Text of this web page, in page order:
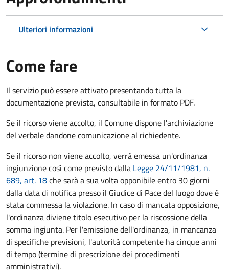
Ulteriori informazioni
Come fare
Il servizio può essere attivato presentando tutta la
documentazione prevista, consultabile in formato PDF.
Se il ricorso viene accolto, il Comune dispone l'archiviazione
del verbale dandone comunicazione al richiedente.
Se il ricorso non viene accolto, verrà emessa un'ordinanza
ingiunzione così come previsto dalla Legge 24/11/1981, n.
689, art. 18che sarà a sua volta opponibile entro 30 giorni
dalla data di notifica presso il Giudice di Pace del luogo dove è
stata commessa la violazione. In caso di mancata opposizione,
l'ordinanza diviene titolo esecutivo per la riscossione della
somma ingiunta. Per l'emissione dell'ordinanza, in mancanza
di specifiche previsioni, l'autorità competente ha cinque anni
di tempo (termine di prescrizione dei procedimenti
amministrativi).